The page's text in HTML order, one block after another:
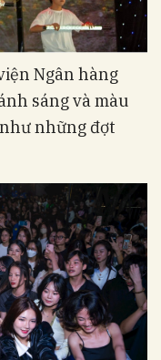
Ngân hàng
sáng và màu
những đợt